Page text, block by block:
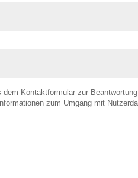
Kontaktformular zur
zum Umgang mit